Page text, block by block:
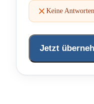
Keine
Jetzt